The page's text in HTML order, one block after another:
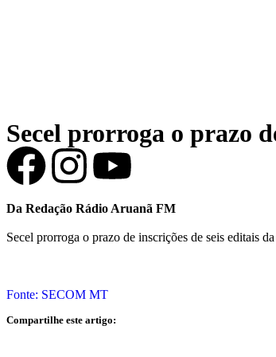
Secel prorroga o prazo
Da Redação Rádio Aruanã FM
Secel prorroga o prazo de inscrições de seis editais
Fonte: SECOM MT
Compartilhe este artigo: